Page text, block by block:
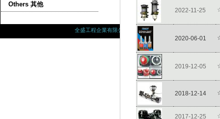
2022-11-25
2020-06-01
2019-12-05
2018-12-14
2017-12-25
Others 其他
全盛工程企業有限公司 高雄市前鎮區新福路7號 電話 : 07-